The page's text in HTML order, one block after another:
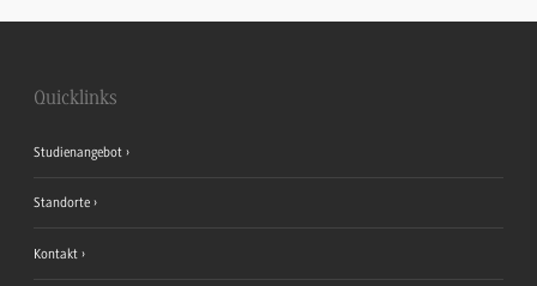
Quicklinks
Studienangebot
Standorte
Kontakt